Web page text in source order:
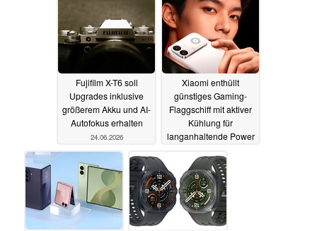
Fujifilm X-T6 soll
Upgrades inklusive
größerem Akku und AI-
Autofokus erhalten
24.06.2026
Xiaomi enthüllt
günstiges Gaming-
Flaggschiff mit aktiver
Kühlung für
langanhaltende Power